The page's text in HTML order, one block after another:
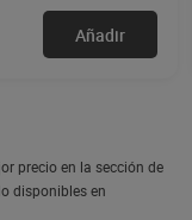
Añadir
precio en la sección de
disponibles en